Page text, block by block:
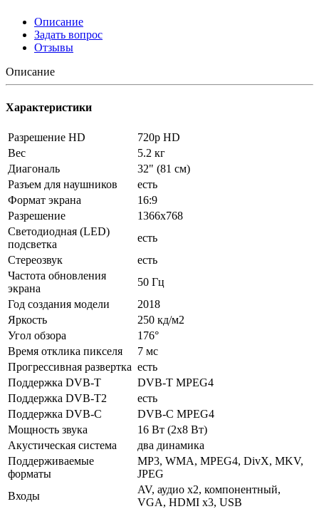
Описание
Задать вопрос
Отзывы
Описание
Характеристики
Разрешение HD
720p HD
Вес
5.2 кг
Диагональ
32" (81 см)
Разъем для наушников
есть
Формат экрана
16:9
Разрешение
1366x768
Светодиодная (LED)
подсветка
есть
Стереозвук
есть
Частота обновления
экрана
50 Гц
Год создания модели
2018
Яркость
250 кд/м2
Угол обзора
176°
Время отклика пикселя
7 мс
Прогрессивная развертка есть
Поддержка DVB-T
DVB-T MPEG4
Поддержка DVB-T2
есть
Поддержка DVB-C
DVB-C MPEG4
Мощность звука
16 Вт (2х8 Вт)
Акустическая система
два динамика
Поддерживаемые
форматы
MP3, WMA, MPEG4, DivX, MKV,
JPEG
Входы
AV, аудио x2, компонентный,
VGA, HDMI x3, USB